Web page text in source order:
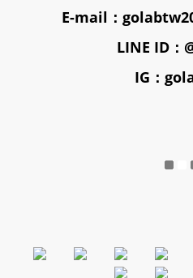
E-mail：
LINE ID：
IG：